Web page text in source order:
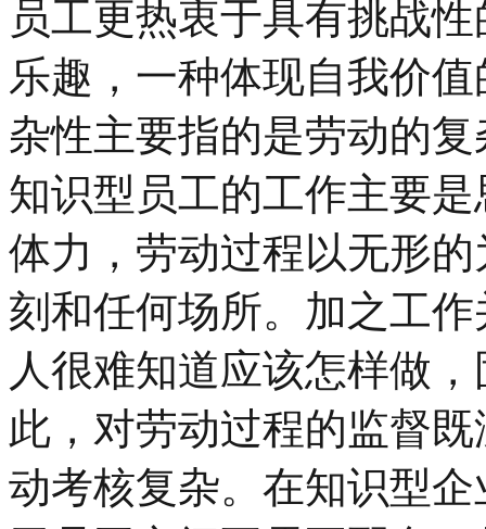
员工更热衷于具有挑战
乐趣，一种体现自我
杂性主要指的是劳动的
知识型员工的工作主要
体力，劳动过程以无形
刻和任何场所。加之工
人很难知道应该怎样做
此，对劳动过程的监督
动考核复杂。在知识型